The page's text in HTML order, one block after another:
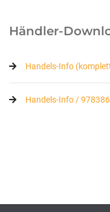
Händler-
Handels-Info
Handels-Info /